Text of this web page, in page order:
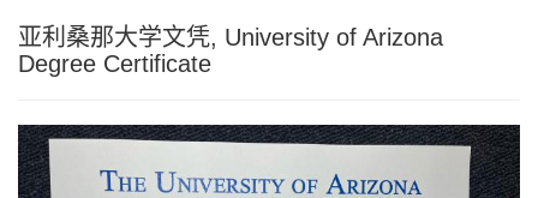
亚利桑那大学文凭, University of Arizona
Degree Certificate